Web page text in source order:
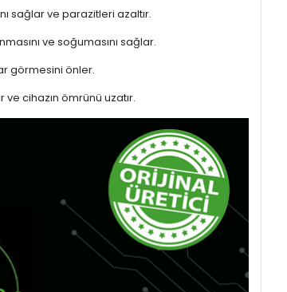
sağlar ve parazitleri azaltır.
ve soğumasını sağlar.
görmesini önler.
ve cihazın ömrünü uzatır.